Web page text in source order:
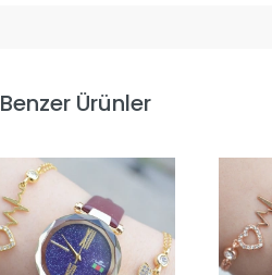
Benzer Ürünler